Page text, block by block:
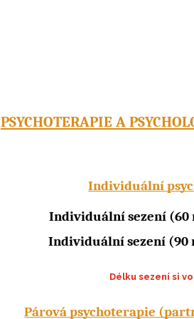
PSYCHOTERAPIE A
Individuální
Individuální sezení (60
Individuální sezení (90
Délku sezení si
Párová psychoterapie